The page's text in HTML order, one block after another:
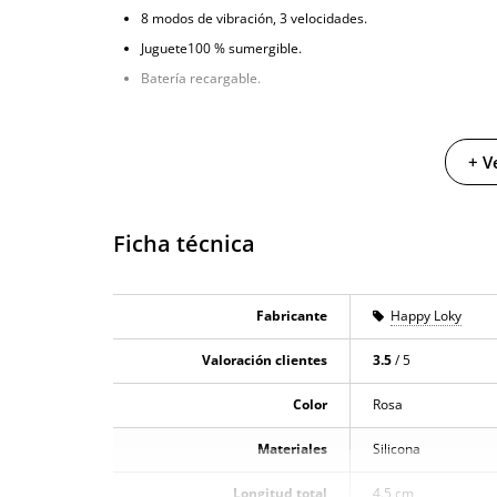
8 modos de vibración, 3 velocidades.
Juguete100 % sumergible.
Batería recargable.
+
Ficha técnica
Fabricante Happy Loky
Valoración clientes 3.5/ 5
Color Rosa
Materiales Silicona